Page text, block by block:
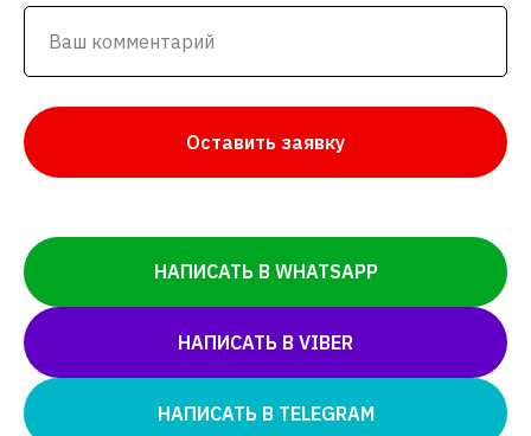
Оставить заявку
НАПИСАТЬ В WHATSAPP
НАПИСАТЬ В VIBER
НАПИСАТЬ В TELEGRAM